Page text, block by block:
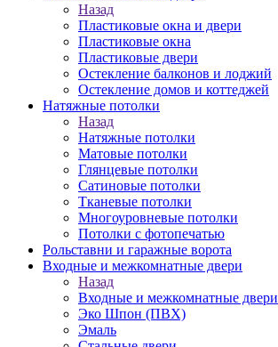
Назад
Пластиковые окна и двери
Пластиковые окна
Пластиковые двери
Остекление балконов и лоджий
Остекление домов и коттеджей
Натяжные потолки
Назад
Натяжные потолки
Матовые потолки
Глянцевые потолки
Сатиновые потолки
Тканевые потолки
Многоуровневые потолки
Потолки с фотопечатью
Рольставни и гаражные ворота
Входные и межкомнатные двери
Назад
Входные и межкомнатные двери
Эко Шпон (ПВХ)
Эмаль